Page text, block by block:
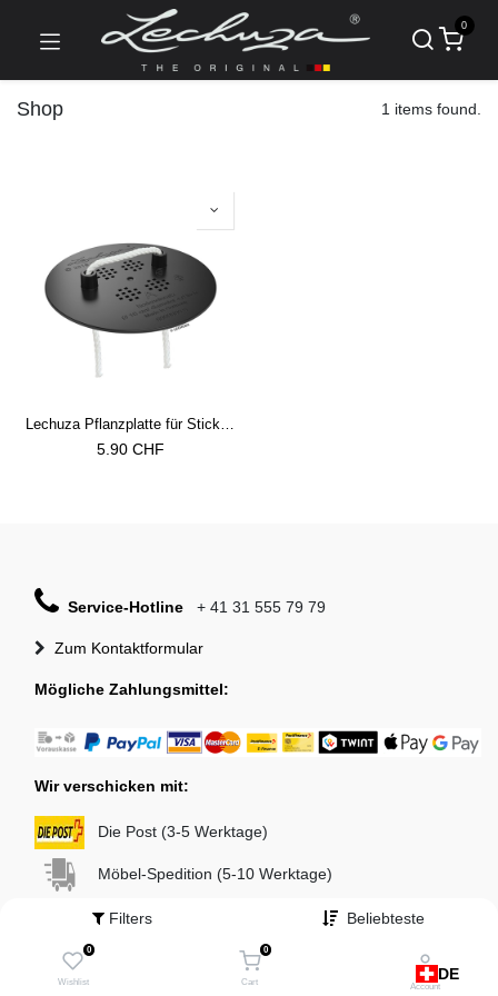
Filters Beliebteste
0
Wishlist
0
Cart Account
0
Shop 1 items found.
Lechuza Pflanzplatte für Sticksysteme (exkl. YULA) schwarz
5.90 CHF
Service-Hotline + 41 31 555 79 79
Zum Kontaktformular
Mögliche Zahlungsmittel:
Wir verschicken mit:
Die Post (3-5 Werktage)
Möbel-Spedition (5-10 Werktage)
DE